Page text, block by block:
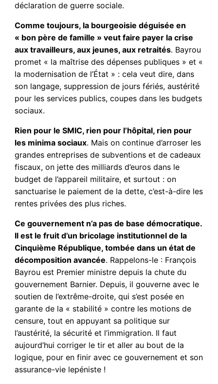
déclaration de guerre sociale.
Comme toujours, la bourgeoisie déguisée en
« bon père de famille » veut faire payer la crise
aux travailleurs, aux jeunes, aux retraités. Bayrou
promet « la maîtrise des dépenses publiques » et «
la modernisation de l’État » : cela veut dire, dans
son langage, suppression de jours fériés, austérité
pour les services publics, coupes dans les budgets
sociaux.
Rien pour le SMIC, rien pour l’hôpital, rien pour
les minima sociaux. Mais on continue d’arroser les
grandes entreprises de subventions et de cadeaux
fiscaux, on jette des milliards d’euros dans le
budget de l’appareil militaire, et surtout : on
sanctuarise le paiement de la dette, c’est-à-dire les
rentes privées des plus riches.
Ce gouvernement n’a pas de base démocratique.
Il est le fruit d’un bricolage institutionnel de la
Cinquième République, tombée dans un état de
décomposition avancée. Rappelons-le : François
Bayrou est Premier ministre depuis la chute du
gouvernement Barnier. Depuis, il gouverne avec le
soutien de l’extrême-droite, qui s’est posée en
garante de la « stabilité » contre les motions de
censure, tout en appuyant sa politique sur
l’austérité, la sécurité et l’immigration. Il faut
aujourd’hui corriger le tir et aller au bout de la
logique, pour en finir avec ce gouvernement et son
assurance-vie lepéniste !